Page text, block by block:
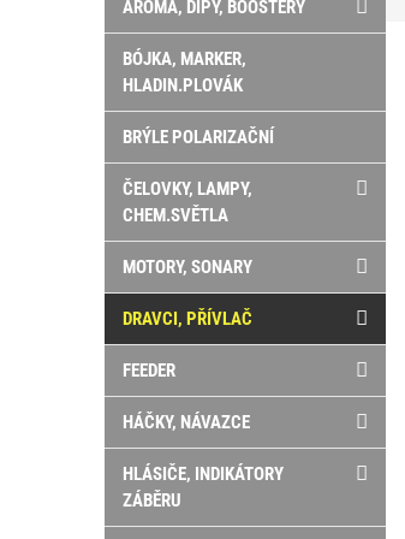
AROMA, DIPY, BOOSTERY
BÓJKA, MARKER,
HLADIN.PLOVÁK
BRÝLE POLARIZAČNÍ
ČELOVKY, LAMPY,
CHEM.SVĚTLA
MOTORY, SONARY
DRAVCI, PŘÍVLAČ
FEEDER
HÁČKY, NÁVAZCE
HLÁSIČE, INDIKÁTORY
ZÁBĚRU